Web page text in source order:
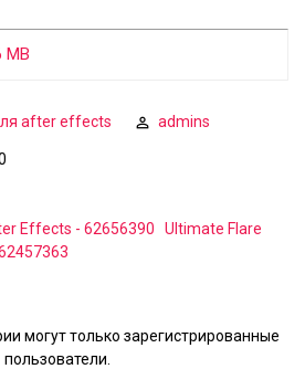
MB
after effects admins
Effects - 62656390
Ultimate Flare
могут только зарегистрированные
пользователи.